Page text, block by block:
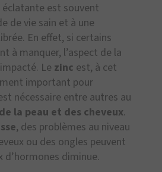
est souvent
de vie sain et à une
En effet, si certains
à manquer, l’aspect de la
Le zinc est, à cet
important pour
nécessaire entre autres au
la peau et des cheveux.
, des problèmes au niveau
ou des ongles peuvent
d’hormones diminue.